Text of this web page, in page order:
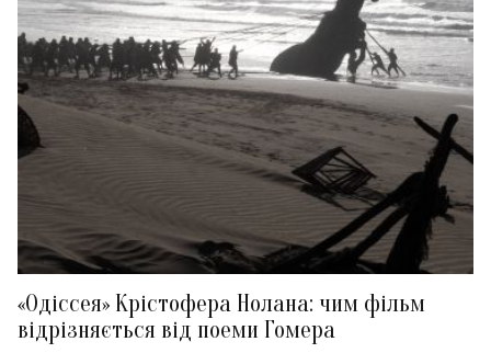
«Одіссея» Крістофера Нолана: чим фільм
відрізняється від поеми Гомера